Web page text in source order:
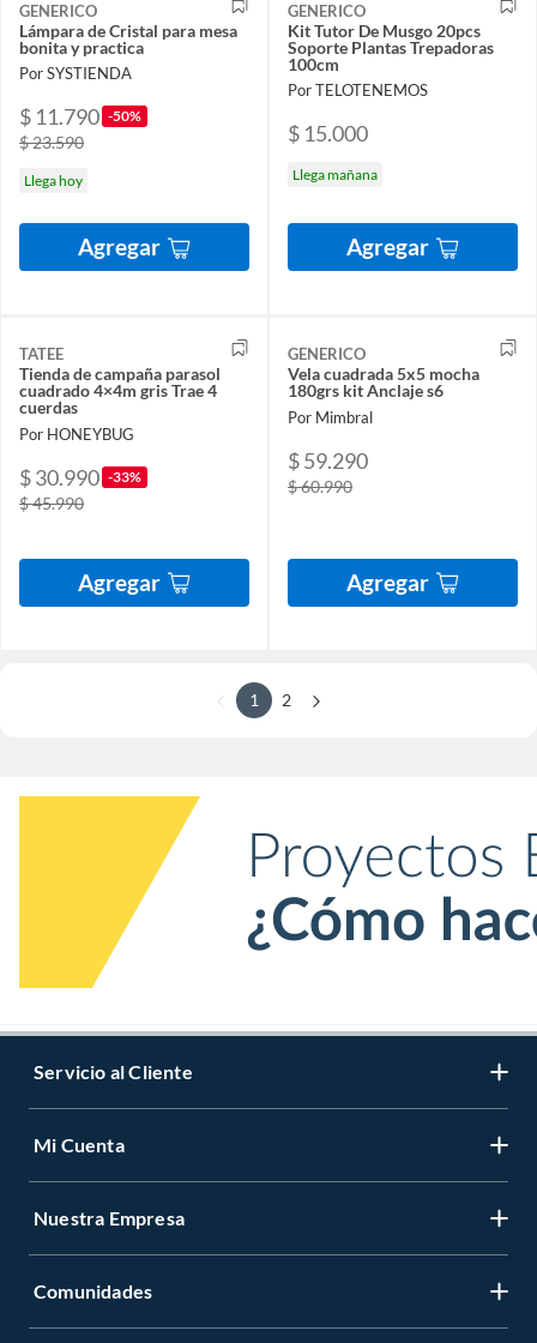
GENERICO
Lámpara de Cristal para mesa
bonita y practica
Por SYSTIENDA
$ 11.790 -50%
$ 23.590
Llega hoy
Agregar
GENERICO
Kit Tutor De Musgo 20pcs
Soporte Plantas Trepadoras
100cm
Por TELOTENEMOS
$ 15.000
Llega mañana
Agregar
TATEE
Tienda de campaña parasol
cuadrado 4×4m gris Trae 4
cuerdas
Por HONEYBUG
$ 30.990 -33%
$ 45.990
Agregar
GENERICO
Vela cuadrada 5x5 mocha
180grs kit Anclaje s6
Por Mimbral
$ 59.290
$ 60.990
Agregar
1 2
Servicio al Cliente
Mi Cuenta
Nuestra Empresa
Comunidades